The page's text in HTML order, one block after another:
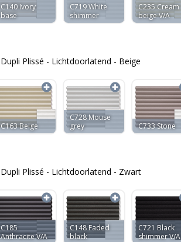
C140 Ivory
base
C719 White
shimmer
C235 Cream
beige V/A
Dupli Plissé - Lichtdoorlatend - Beige
C163 Beige
C728 Mouse
grey
C733 Stone
Dupli Plissé - Lichtdoorlatend - Zwart
C185
Anthracite V/A
C148 Faded
black
C721 Black
shimmer V/A